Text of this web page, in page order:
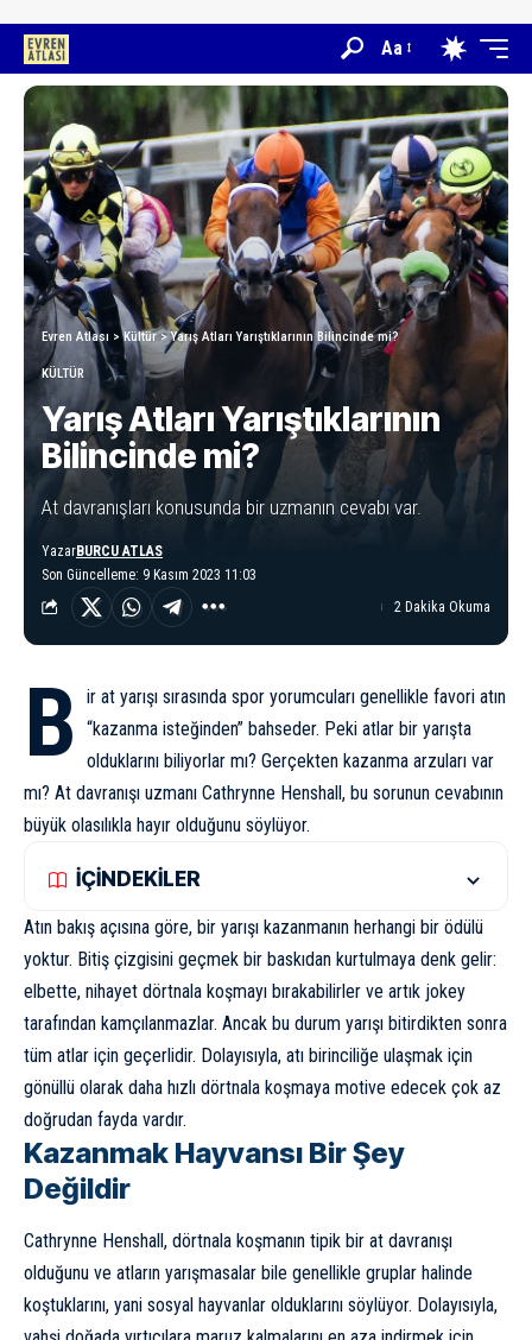
Aa
Evren Atlası >Kültür>Yarış Atları Yarıştıklarının Bilincinde mi?
KÜLTÜR
Yarış Atları Yarıştıklarının
Bilincinde mi?
At davranışları konusunda bir uzmanın cevabı var.
Son Güncelleme: 9 Kasım 2023 11:03
YazarBURCU ATLAS
2 Dakika Okuma
B
ir at yarışı sırasında spor yorumcuları genellikle favori atın
“kazanma isteğinden” bahseder. Peki atlar bir yarışta
olduklarını biliyorlar mı? Gerçekten kazanma arzuları var
mı? At davranışı uzmanı Cathrynne Henshall, bu sorunun cevabının
büyük olasılıkla hayır olduğunu söylüyor.
İÇİNDEKİLER
Atın bakış açısına göre, bir yarışı kazanmanın herhangi bir ödülü
yoktur. Bitiş çizgisini geçmek bir baskıdan kurtulmaya denk gelir:
elbette, nihayet dörtnala koşmayı bırakabilirler ve artık jokey
tarafından kamçılanmazlar. Ancak bu durum yarışı bitirdikten sonra
tüm atlar için geçerlidir. Dolayısıyla, atı birinciliğe ulaşmak için
gönüllü olarak daha hızlı dörtnala koşmaya motive edecek çok az
doğrudan fayda vardır.
Kazanmak Hayvansı Bir Şey
Değildir
Cathrynne Henshall, dörtnala koşmanın tipik bir at davranışı
olduğunu ve atların yarışmasalar bile genellikle gruplar halinde
koştuklarını, yani sosyal hayvanlar olduklarını söylüyor. Dolayısıyla,